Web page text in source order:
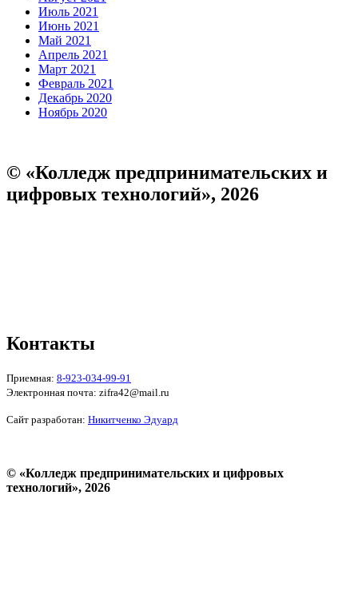
Июль 2021
Июнь 2021
Май 2021
Апрель 2021
Март 2021
Февраль 2021
Декабрь 2020
Ноябрь 2020
© «Колледж предпринимательских и
цифровых технологий», 2026
Контакты
Приемная: 8-923-034-99-91
Электронная почта: zifra42@mail.ru
Сайт разработан: Никитченко Эдуард
© «Колледж предпринимательских и цифровых
технологий», 2026